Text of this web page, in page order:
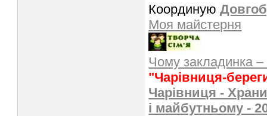
Координую
Моя майстерня
Чому закладинка
"Чарівниця-
Чарівниця -
і майбутньому -